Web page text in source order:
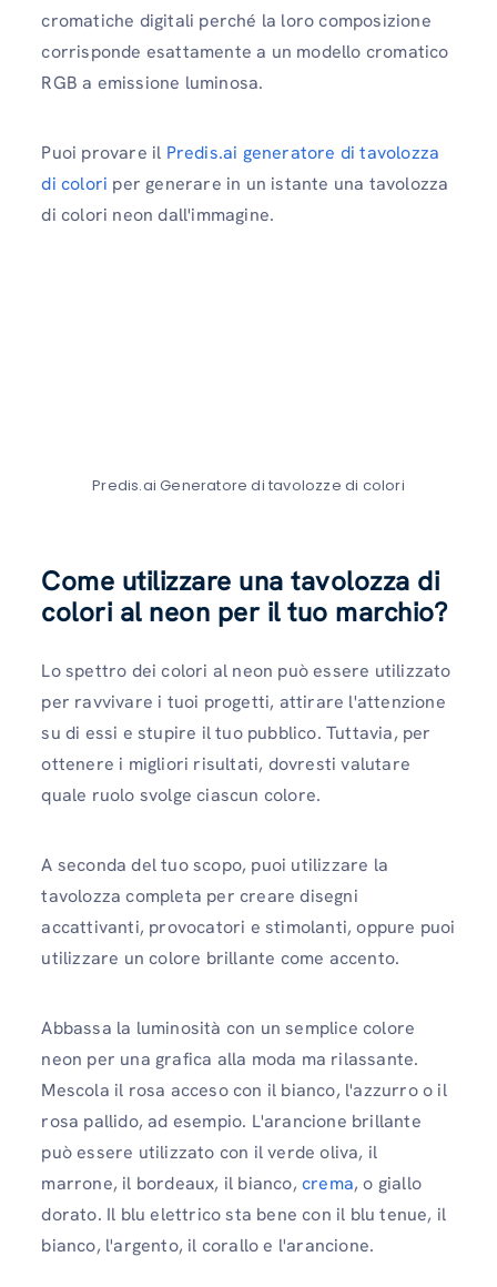
cromatiche digitali perché la loro composizione
corrisponde esattamente a un modello cromatico
RGB a emissione luminosa.
Puoi provare il Predis.ai generatore di tavolozza
di colori per generare in un istante una tavolozza
di colori neon dall'immagine.
Predis.ai Generatore di tavolozze di colori
Come utilizzare una tavolozza di
colori al neon per il tuo marchio?
Lo spettro dei colori al neon può essere utilizzato
per ravvivare i tuoi progetti, attirare l'attenzione
su di essi e stupire il tuo pubblico. Tuttavia, per
ottenere i migliori risultati, dovresti valutare
quale ruolo svolge ciascun colore.
A seconda del tuo scopo, puoi utilizzare la
tavolozza completa per creare disegni
accattivanti, provocatori e stimolanti, oppure puoi
utilizzare un colore brillante come accento.
Abbassa la luminosità con un semplice colore
neon per una grafica alla moda ma rilassante.
Mescola il rosa acceso con il bianco, l'azzurro o il
rosa pallido, ad esempio. L'arancione brillante
può essere utilizzato con il verde oliva, il
marrone, il bordeaux, il bianco, crema, o giallo
dorato. Il blu elettrico sta bene con il blu tenue, il
bianco, l'argento, il corallo e l'arancione.